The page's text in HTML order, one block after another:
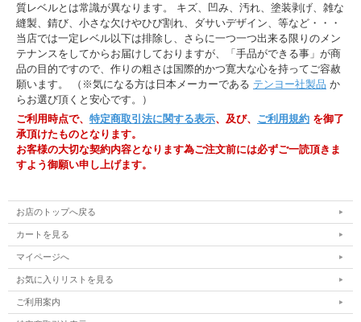
質レベルとは常識が異なります。 キズ、凹み、汚れ、塗装剥げ、雑な
縫製、錆び、小さな欠けやひび割れ、ダサいデザイン、等など・・・
当店では一定レベル以下は排除し、さらに一つ一つ出来る限りのメン
テナンスをしてからお届けしておりますが、「手品ができる事」が商
品の目的ですので、作りの粗さは国際的かつ寛大な心を持ってご容赦
願います。 （※気になる方は日本メーカーである テンヨー社製品 か
らお選び頂くと安心です。）
ご利用時点で、 特定商取引法に関する表示、及び、 ご利用規約 を御了
承頂けたものとなります。
お客様の大切な契約内容となります為ご注文前には必ずご一読頂きま
すよう御願い申し上げます。
お店のトップへ戻る
カートを見る
マイページへ
お気に入りリストを見る
ご利用案内